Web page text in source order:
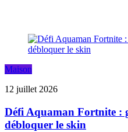
Maison
12 juillet 2026
Défi Aquaman Fortnite :
débloquer le skin